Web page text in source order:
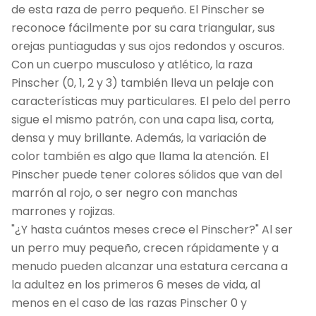
de esta raza de perro pequeño. El Pinscher se
reconoce fácilmente por su cara triangular, sus
orejas puntiagudas y sus ojos redondos y oscuros.
Con un cuerpo musculoso y atlético, la raza
Pinscher (0, 1, 2 y 3) también lleva un pelaje con
características muy particulares. El pelo del perro
sigue el mismo patrón, con una capa lisa, corta,
densa y muy brillante. Además, la variación de
color también es algo que llama la atención. El
Pinscher puede tener colores sólidos que van del
marrón al rojo, o ser negro con manchas
marrones y rojizas.
"¿Y hasta cuántos meses crece el Pinscher?" Al ser
un perro muy pequeño, crecen rápidamente y a
menudo pueden alcanzar una estatura cercana a
la adultez en los primeros 6 meses de vida, al
menos en el caso de las razas Pinscher 0 y